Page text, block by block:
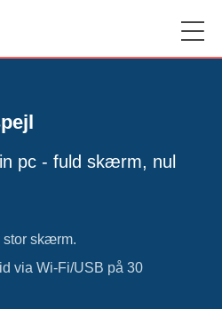
pc - fuld skærm, nul
stor skærm.
via Wi-Fi/USB på 30